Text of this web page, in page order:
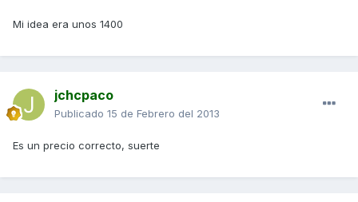
Mi idea era unos 1400
jchcpaco
Publicado 15 de Febrero del 2013
Es un precio correcto, suerte